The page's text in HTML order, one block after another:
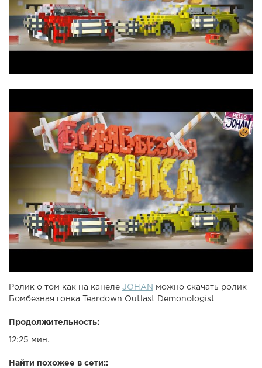
Ролик о том как на канеле JOHAN можно скачать ролик
Бомбезная гонка Teardown Outlast Demonologist
Продолжительность:
12:25 мин.
Найти похожее в сети::